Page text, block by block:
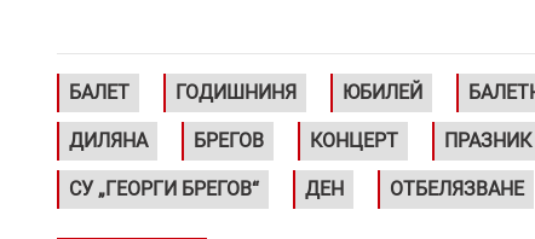
БАЛЕТ ГОДИШНИНЯ ЮБИЛЕЙ
ДИЛЯНА БРЕГОВ КОНЦЕРТ ПРАЗНИК
СУ „ГЕОРГИ БРЕГОВ“ ДЕН ОТБЕЛЯЗВАНЕ